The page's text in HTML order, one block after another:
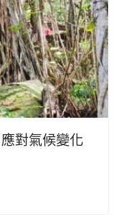
對氣候變化